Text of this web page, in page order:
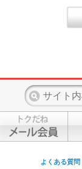
よくある質問